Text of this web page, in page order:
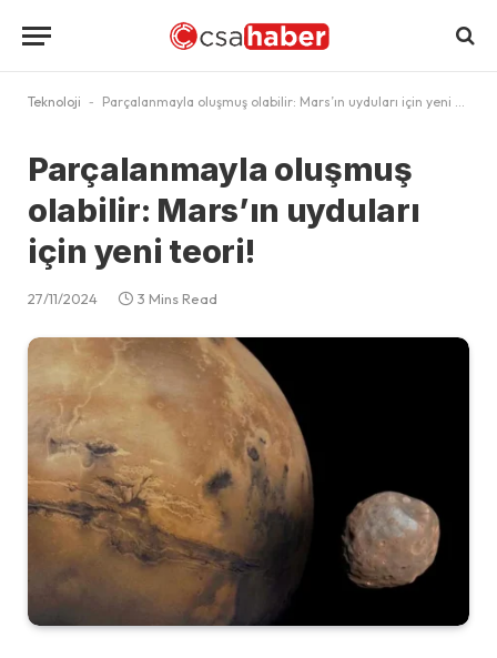
Teknoloji - Parçalanmayla oluşmuş olabilir: Mars’ın uyduları için yeni teori!
Parçalanmayla oluşmuş
olabilir: Mars’ın uyduları
için yeni teori!
27/11/2024 3 Mins Read